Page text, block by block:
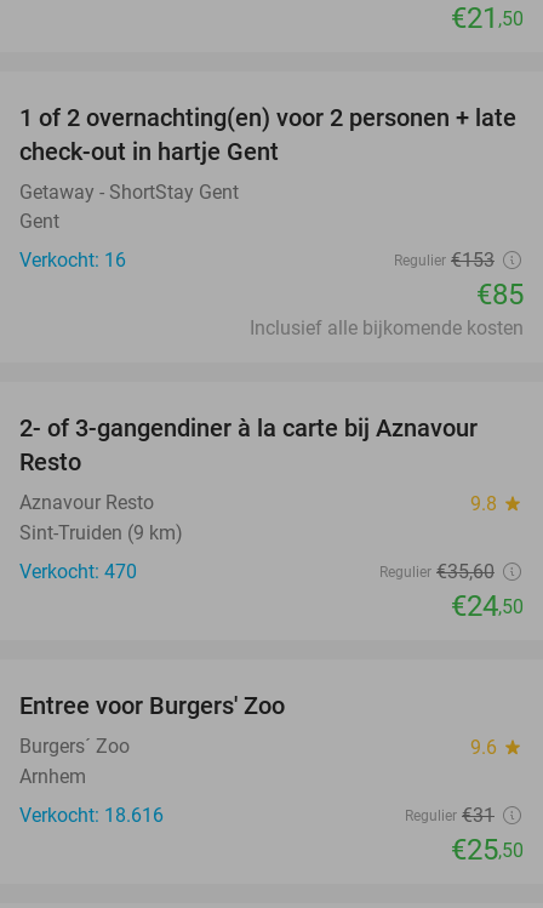
€21 ,50
44%
1 of 2 overnachting(en) voor 2 personen + late
check-out in hartje Gent
Getaway - ShortStay Gent
Gent
Verkocht: 16
Regulier €153
€85
Inclusief alle bijkomende kosten
31%
2- of 3-gangendiner à la carte bij Aznavour
Resto
Aznavour Resto 9.8 star
Sint-Truiden (9 km)
Verkocht: 470
Regulier €35,60
€24,50
Entree voor Burgers' Zoo
Burgers´ Zoo 9.6 star
Arnhem
Verkocht: 18.616
Regulier €31
€25,50